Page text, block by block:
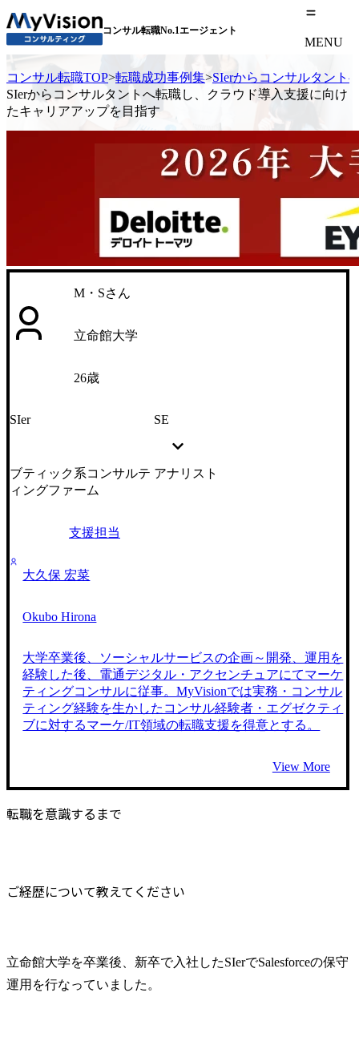
コンサル転職No.1エージェント
MENU
コンサル転職TOP>転職成功事例集>SIerからコンサルタント
SIerからコンサルタントへ転職し、クラウド導入支援に向け
たキャリアアップを目指す
M・Sさん
立命館大学
26歳
SIer SE
ブティック系コンサルテ
ィングファーム
アナリスト
支援担当
大久保 宏菜
Okubo Hirona
大学卒業後、ソーシャルサービスの企画～開発、運用を
経験した後、電通デジタル・アクセンチュアにてマーケ
ティングコンサルに従事。MyVisionでは実務・コンサル
ティング経験を生かしたコンサル経験者・エグゼクティ
ブに対するマーケ/IT領域の転職支援を得意とする。
View More
転職を意識するまで
ご経歴について教えてください
立命館大学を卒業後、新卒で入社したSIerでSalesforceの保守
運用を行なっていました。